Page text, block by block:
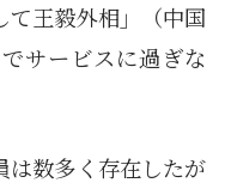
て王毅外相」（中国
サービスに過ぎな
は数多く存在したが